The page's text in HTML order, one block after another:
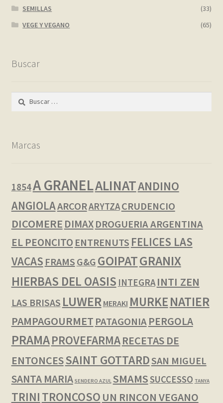
SEMILLAS
(33)
VEGE Y VEGANO
(65)
Buscar
Buscar:
Marcas
1854A GRANELALINATANDINO
ANGIOLAARCORARYTZACRUDENCIO
DICOMERE DIMAX DROGUERIA ARGENTINA
EL PEONCITO ENTRENUTS FELICES LAS
VACAS FRAMS G&G GOIPATGRANIX
HIERBAS DEL OASIS INTEGRA INTI ZEN
LAS BRISAS LUWER MERAKI MURKENATIER
PAMPAGOURMET PATAGONIA PERGOLA
PRAMAPROVEFARMARECETAS DE
ENTONCESSAINT GOTTARDSAN MIGUEL
SANTA MARIA SENDERO AZUL SMAMSSUCCESSO TANYA
TRINI TRONCOSO UN RINCON VEGANO